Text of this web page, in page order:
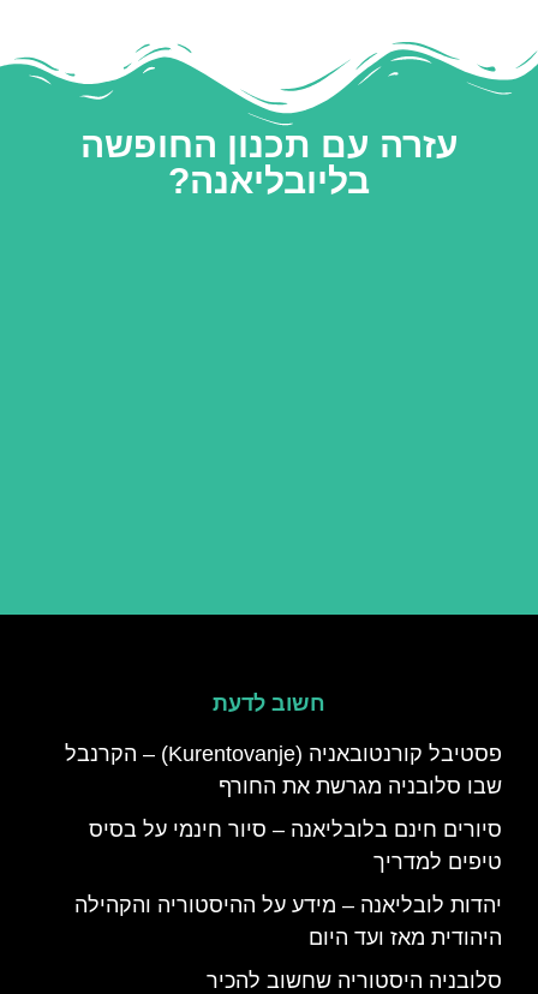
עזרה עם תכנון החופשה
בליובליאנה?
חשוב לדעת
פסטיבל קורנטובאניה (Kurentovanje) – הקרנבל
שבו סלובניה מגרשת את החורף
סיורים חינם בלובליאנה – סיור חינמי על בסיס
טיפים למדריך
יהדות לובליאנה – מידע על ההיסטוריה והקהילה
היהודית מאז ועד היום
סלובניה היסטוריה שחשוב להכיר